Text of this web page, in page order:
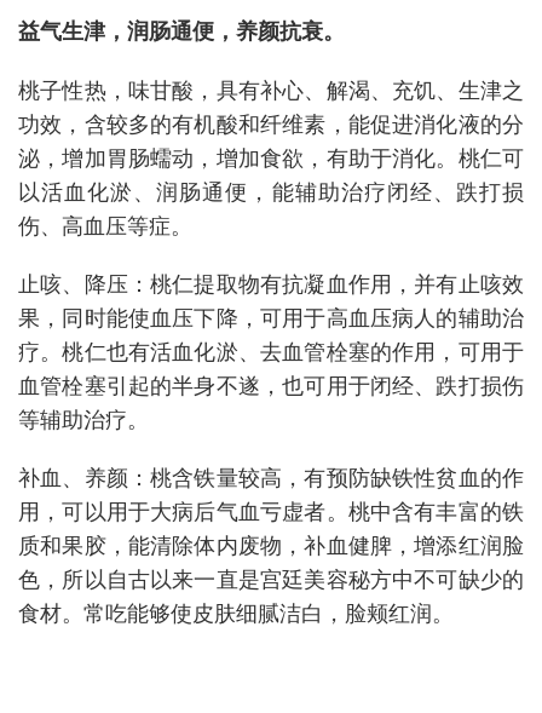
益气生津，润肠通便，养颜抗衰。
桃子性热，味甘酸，具有补心、解渴、充饥、生津之
功效，含较多的有机酸和纤维素，能促进消化液的分
泌，增加胃肠蠕动，增加食欲，有助于消化。桃仁可
以活血化淤、润肠通便，能辅助治疗闭经、跌打损
伤、高血压等症。
止咳、降压：桃仁提取物有抗凝血作用，并有止咳效
果，同时能使血压下降，可用于高血压病人的辅助治
疗。桃仁也有活血化淤、去血管栓塞的作用，可用于
血管栓塞引起的半身不遂，也可用于闭经、跌打损伤
等辅助治疗。
补血、养颜：桃含铁量较高，有预防缺铁性贫血的作
用，可以用于大病后气血亏虚者。桃中含有丰富的铁
质和果胶，能清除体内废物，补血健脾，增添红润脸
色，所以自古以来一直是宫廷美容秘方中不可缺少的
食材。常吃能够使皮肤细腻洁白，脸颊红润。